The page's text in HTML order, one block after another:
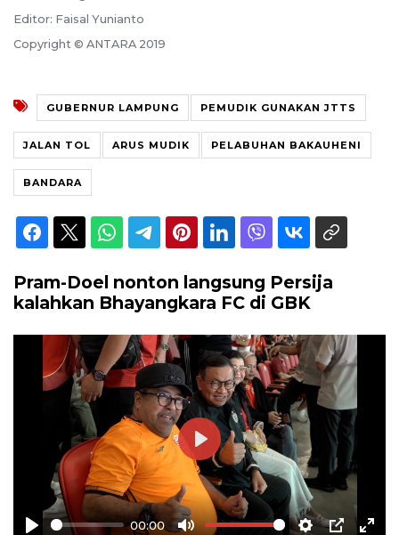
Editor: Faisal Yunianto
Copyright © ANTARA 2019
GUBERNUR LAMPUNG PEMUDIK GUNAKAN JTTS
JALAN TOL ARUS MUDIK PELABUHAN BAKAUHENI
BANDARA
Pram-Doel nonton langsung Persija
kalahkan Bhayangkara FC di GBK
00:00
Play